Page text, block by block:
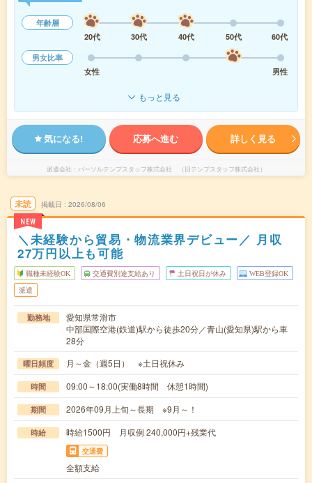
年齢層
20代
30代 40代 50代
60代
男女比率
女性
男性
もっと見る
気になる! 応募へ進む 詳しく見る
派遣会社 パーソルテンプスタッフ株式会社 （旧テンプスタッフ株式会社）
未読
NEW
掲載日 2026/08/06
＼未経験から貿易・物流業界デビュー／ 月収
27万円以上も可能
職種未経験OK 交通費別途支給あり 土日祝日が休み WEB登録OK
派遣
勤務地
愛知県常滑市
中部国際空港(鉄道)駅から徒歩20分／青山(愛知県)駅から車
28分
曜日頻度 月～金（週5日） ※土日祝休み
時間 09:00～18:00(実働8時間 休憩1時間)
期間 2026年09月上旬～長期 ※9月～！
時給 時給1500円 月収例 240,000円+残業代
交通費
全額支給